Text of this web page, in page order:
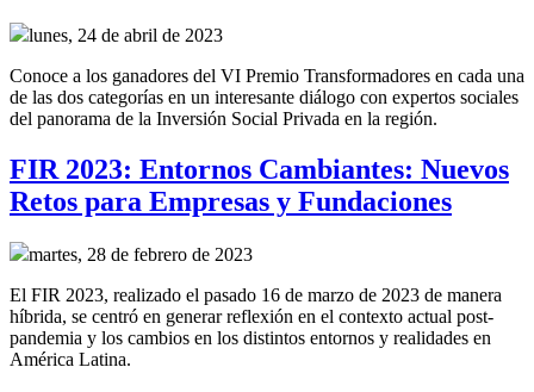
lunes, 24 de abril de 2023
Conoce a los ganadores del VI Premio Transformadores en cada una
de las dos categorías en un interesante diálogo con expertos sociales
del panorama de la Inversión Social Privada en la región.
FIR 2023: Entornos Cambiantes: Nuevos
Retos para Empresas y Fundaciones
martes, 28 de febrero de 2023
El FIR 2023, realizado el pasado 16 de marzo de 2023 de manera
híbrida, se centró en generar reflexión en el contexto actual post-
pandemia y los cambios en los distintos entornos y realidades en
América Latina.